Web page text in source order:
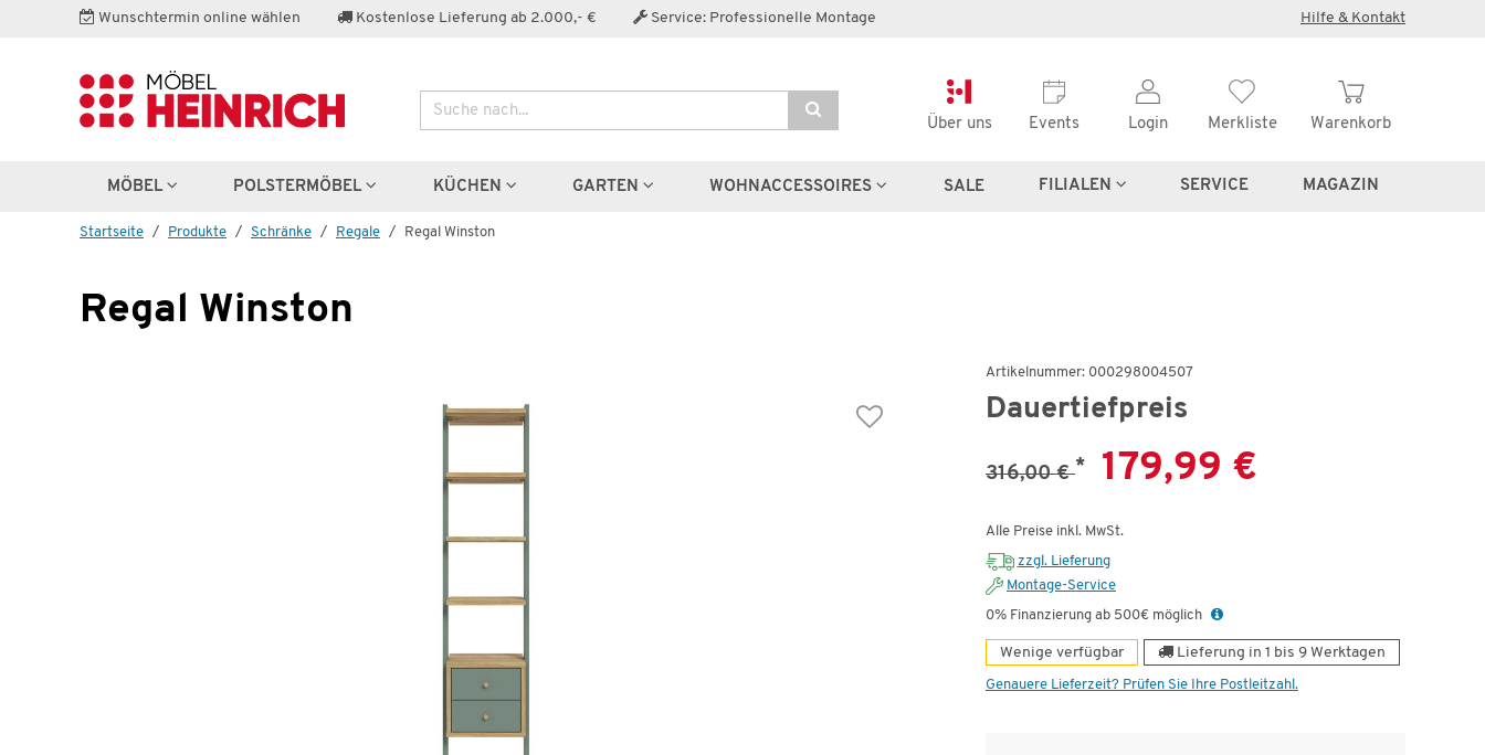
Wunschtermin online wählen Kostenlose Lieferung ab 2.000,- € Service: Professionelle Montage Hilfe & Kontakt
Suche
Über uns Events Login Merkliste Warenkorb
MÖBEL POLSTERMÖBEL KÜCHEN GARTEN WOHNACCESSOIRES SALE FILIALEN SERVICE MAGAZIN
Startseite Produkte Schränke Regale Regal Winston
Regal Winston
Artikelnummer: 000298004507
Dauertiefpreis
316,00 €* 179,99 €
Alle Preise inkl. MwSt.
zzgl. Lieferung
Montage-Service
0% Finanzierung ab 500€ möglich
Wenige verfügbar Lieferung in 1 bis 9 Werktagen
Genauere Lieferzeit? Prüfen Sie Ihre Postleitzahl.
Der Artikel wurde in den Warenkorb gelegt:
Winston
Dauertiefpreis - unschlagbar günstig!
Wenige verfügbar
Dauertiefpreis - unschlagbar günstig!